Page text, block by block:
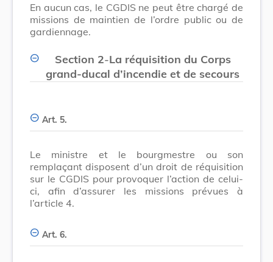
En aucun cas, le CGDIS ne peut être chargé de
missions de maintien de l’ordre public ou de
gardiennage.
Section 2-La réquisition du Corps
grand-ducal d’incendie et de secours
Art. 5.
Le ministre et le bourgmestre ou son
remplaçant disposent d’un droit de réquisition
sur le CGDIS pour provoquer l’action de celui-
ci, afin d’assurer les missions prévues à
l’article 4.
Art. 6.